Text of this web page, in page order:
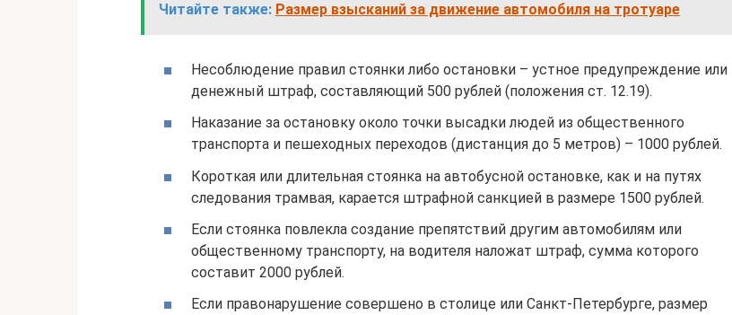
Читайте также: Размер взысканий за движение автомобиля на тротуаре
Несоблюдение правил стоянки либо остановки – устное предупреждение или
денежный штраф, составляющий 500 рублей (положения ст. 12.19).
Наказание за остановку около точки высадки людей из общественного
транспорта и пешеходных переходов (дистанция до 5 метров) – 1000 рублей.
Короткая или длительная стоянка на автобусной остановке, как и на путях
следования трамвая, карается штрафной санкцией в размере 1500 рублей.
Если стоянка повлекла создание препятствий другим автомобилям или
общественному транспорту, на водителя наложат штраф, сумма которого
составит 2000 рублей.
Если правонарушение совершено в столице или Санкт-Петербурге, размер